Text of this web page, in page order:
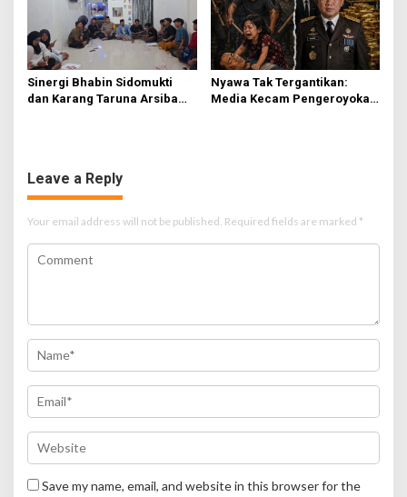
Sinergi Bhabin Sidomukti
dan Karang Taruna Arsiba
Nyawa Tak Tergantikan:
Media Kecam Pengeroyokan
Leave a Reply
Your email address will not be published. Required fields are marked *
Save my name, email, and website in this browser for the